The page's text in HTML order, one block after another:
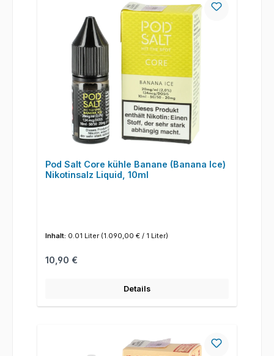
Pod Salt Core kühle Banane (Banana Ice)
Nikotinsalz Liquid, 10ml
Inhalt: 0.01 Liter (1.090,00 € / 1 Liter)
Regulärer Preis:
10,90 €
Details